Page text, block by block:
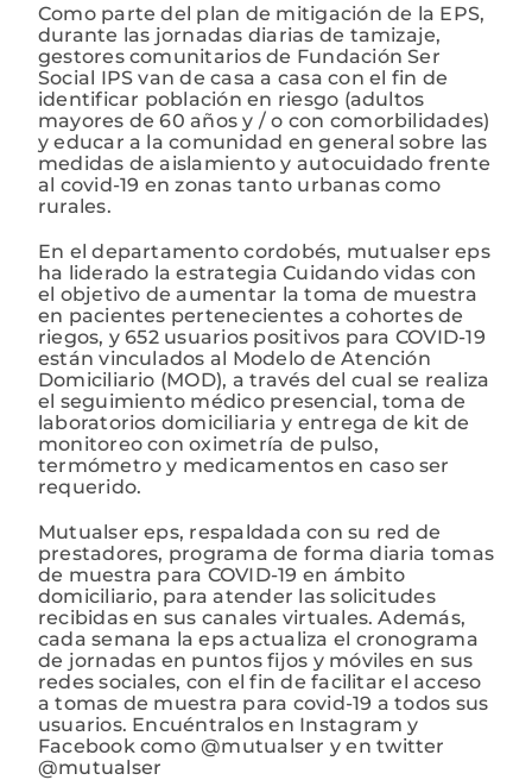
Como parte del plan de mitigación de la EPS,
durante las jornadas diarias de tamizaje,
gestores comunitarios de Fundación Ser
Social IPS van de casa a casa con el fin de
identificar población en riesgo (adultos
mayores de 60 años y / o con comorbilidades)
y educar a la comunidad en general sobre las
medidas de aislamiento y autocuidado frente
al covid-19 en zonas tanto urbanas como
rurales.
En el departamento cordobés, mutualser eps
ha liderado la estrategia Cuidando vidas con
el objetivo de aumentar la toma de muestra
en pacientes pertenecientes a cohortes de
riegos, y 652 usuarios positivos para COVID-19
están vinculados al Modelo de Atención
Domiciliario (MOD), a través del cual se realiza
el seguimiento médico presencial, toma de
laboratorios domiciliaria y entrega de kit de
monitoreo con oximetría de pulso,
termómetro y medicamentos en caso ser
requerido.
Mutualser eps, respaldada con su red de
prestadores, programa de forma diaria tomas
de muestra para COVID-19 en ámbito
domiciliario, para atender las solicitudes
recibidas en sus canales virtuales. Además,
cada semana la eps actualiza el cronograma
de jornadas en puntos fijos y móviles en sus
redes sociales, con el fin de facilitar el acceso
a tomas de muestra para covid-19 a todos sus
usuarios. Encuéntralos en Instagram y
Facebook como @mutualser y en twitter
@mutualser